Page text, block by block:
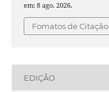
em: 8 ago. 2026.
Fomatos de Citação
EDIÇÃO